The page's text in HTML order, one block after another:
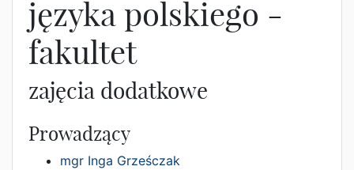
języka polskiego -
fakultet
zajęcia dodatkowe
Prowadzący
mgr Inga Grześczak